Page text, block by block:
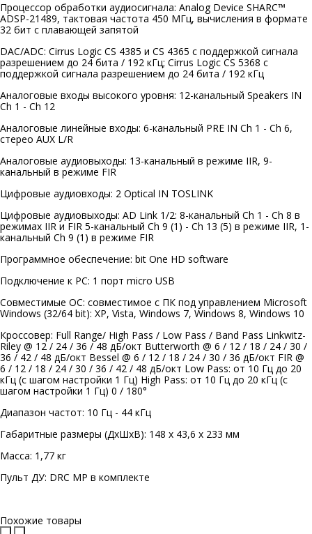
Процессор обработки аудиосигнала: Analog Device SHARC™
ADSP-21489, тактовая частота 450 МГц, вычисления в формате
32 бит с плавающей запятой
DAC/ADC: Cirrus Logic CS 4385 и CS 4365 с поддержкой сигнала
разрешением до 24 бита / 192 кГц; Cirrus Logic CS 5368 с
поддержкой сигнала разрешением до 24 бита / 192 кГц
Аналоговые входы высокого уровня: 12-канальный Speakers IN
Ch 1 - Ch 12
Аналоговые линейные входы: 6-канальный PRE IN Ch 1 - Ch 6,
стерео AUX L/R
Аналоговые аудиовыходы: 13-канальный в режиме IIR, 9-
канальный в режиме FIR
Цифровые аудиовходы: 2 Optical IN TOSLINK
Цифровые аудиовыходы: AD Link 1/2: 8-канальный Ch 1 - Ch 8 в
режимах IIR и FIR 5-канальный Ch 9 (1) - Ch 13 (5) в режиме IIR, 1-
канальный Ch 9 (1) в режиме FIR
Программное обеспечение: bit One HD software
Подключение к PC: 1 порт micro USB
Совместимые ОС: совместимое с ПК под управлением Microsoft
Windows (32/64 bit): XP, Vista, Windows 7, Windows 8, Windows 10
Кроссовер: Full Range/ High Pass / Low Pass / Band Pass Linkwitz-
Riley @ 12 / 24 / 36 / 48 дБ/окт Butterworth @ 6 / 12 / 18 / 24 / 30 /
36 / 42 / 48 дБ/окт Bessel @ 6 / 12 / 18 / 24 / 30 / 36 дБ/окт FIR @
6 / 12 / 18 / 24 / 30 / 36 / 42 / 48 дБ/окт Low Pass: от 10 Гц до 20
кГц (с шагом настройки 1 Гц) High Pass: от 10 Гц до 20 кГц (с
шагом настройки 1 Гц) 0 / 180°
Диапазон частот: 10 Гц - 44 кГц
Габаритные размеры (ДхШхВ): 148 х 43,6 х 233 мм
Масса: 1,77 кг
Пульт ДУ: DRC MP в комплекте
Похожие товары